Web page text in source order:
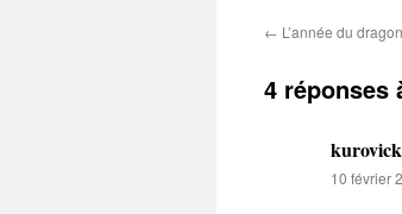
← L’année du dragon
4 réponses
kurovick
10 février